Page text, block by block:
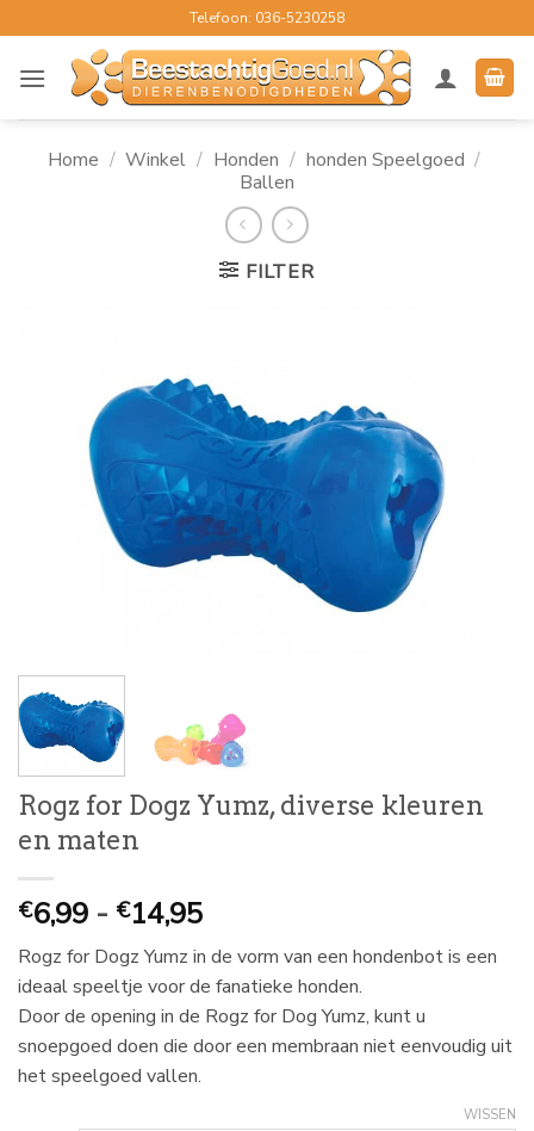
naar
inhoud
Telefoon: 036-5230258
Home / Winkel / Honden / honden Speelgoed /
Ballen
FILTER
Rogz for Dogz Yumz, diverse kleuren
en maten
€6,99 - €14,95Prijsklasse:
€
6,99
tot
€
14,95
Rogz for Dogz Yumz in de vorm van een hondenbot is een
ideaal speeltje voor de fanatieke honden.
Door de opening in de Rogz for Dog Yumz, kunt u
snoepgoed doen die door een membraan niet eenvoudig uit
het speelgoed vallen.
WISSEN